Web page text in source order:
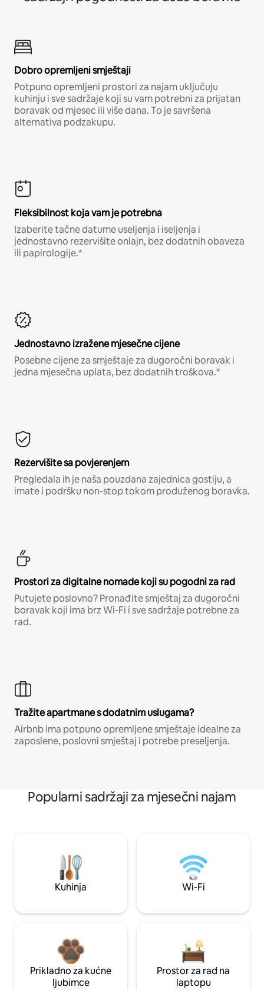
Dobro opremljeni smještaji
Potpuno opremljeni prostori za najam uključuju
kuhinju i sve sadržaje koji su vam potrebni za prijatan
boravak od mjesec ili više dana. To je savršena
alternativa podzakupu.
Fleksibilnost koja vam je potrebna
Izaberite tačne datume useljenja i iseljenja i
jednostavno rezervišite onlajn, bez dodatnih obaveza
ili papirologije.*
Jednostavno izražene mjesečne cijene
Posebne cijene za smještaje za dugoročni boravak i
jedna mjesečna uplata, bez dodatnih troškova.*
Rezervišite sa povjerenjem
Pregledala ih je naša pouzdana zajednica gostiju, a
imate i podršku non-stop tokom produženog boravka.
Prostori za digitalne nomade koji su pogodni za rad
Putujete poslovno? Pronađite smještaj za dugoročni
boravak koji ima brz Wi-Fi i sve sadržaje potrebne za
rad.
Tražite apartmane s dodatnim uslugama?
Airbnb ima potpuno opremljene smještaje idealne za
zaposlene, poslovni smještaj i potrebe preseljenja.
Popularni sadržaji za mjesečni najam
Kuhinja Wi-Fi
Prikladno za kućne
ljubimce
Prostor za rad na
laptopu